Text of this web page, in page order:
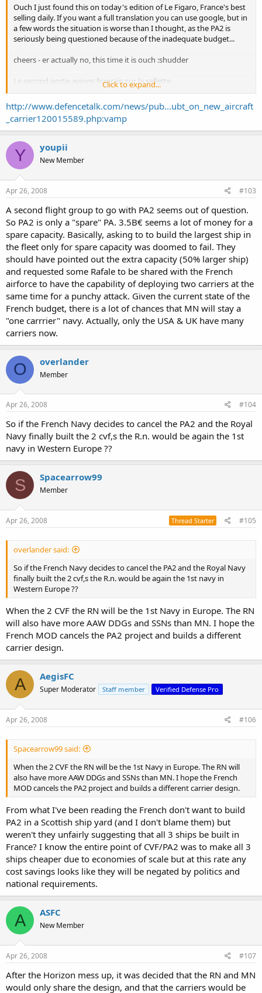
Ouch I just found this on today's edition of Le Figaro, France's best
selling daily. If you want a full translation you can use google, but in
a few words the situation is worse than I thought, as the PA2 is
seriously being questioned because of the inadequate budget...
cheers - er actually no, this time it is ouch :shudder
Le second porte-avions français sur la sellette
Samuel Laurent (lefigaro.fr) avec AFP
21/04/2008 | Mise à jour : 17:22 | .
Le Charles de Gaulle (DR)
Le ministre de la Défense Hervé Morin a confirmé dimanche que la
situation budgétaire rendait «difficile» la construction d'un second
bâtiment pour suppléer le Charles de Gaulle.
La rumeur agitait les milieux de la défense depuis quelques
semaines, Hervé Morin l'a confirmée dimanche au Grand Rendez-
vous Europe 1-Le Parisien : «la situation budgétaire de l'équipement
de nos forces rend difficile la construction du second porte-avions».
Depuis la mise à la retraite du Clémenceau en 1997, la France ne
possède qu'un seul porte-avions, le Charles de Gaulle. Une situation
handicapante, puisque ce bâtiment doit être mis en cale sèche
durant six mois tous les 200 jours, soit plus d'un tiers du temps.
Lors de la campagne présidentielle, la question avait été abordée
par Nicolas Sarkozy et Ségolène Royal. Le futur chef de l'Etat avait
expliqué, lors d'un entretien avec la revue Défense : «La décision de
se lancer dans la construction (d'un nouveau porte-avions) doit
s'apprécier relativement aux marges de manœuvre dont nous
pouvons disposer et à la lumière des arbitrages capacitaires».
3,5 milliards d'euros
Quelques mois plus tard, lors d'une convention de l'UMP sur le
sujet, il avait nuancé son propos, parlant de «question de
cohérence» et insistant sur la nécessité de «se poser la que®stion
de la permanence à la mer de notre groupe aéronaval». Une prise
de position plus favorable à cette construction, donc. Hervé Morin
avait d'ailleurs indiqué, le 25 juin 2007 sur France Inter : «A priori,
nous aurons un second porte-avions. C'est, disons, acté».
Mais les difficultés budgétaires de la France ont changé la donne.
«C'est un arbitrage que nous avons à faire, qui sera fait dans les
semaines qui viennent», a assuré dimanche Hervé Morin. Le Livre
blanc sur la Défense, attendu d'ici à l'été, devrait trancher.
L'autre question est celle d'une éventuelle «mutualisation» de la
faveurs de Ségolène Royal durant la campagne. Elle permettrait de
répartir l'effort financier, estimé aux alentours de 3,5 milliards
d'euros, selon un rapport parlementaire datant de février. La
Défense conteste ce chiffre et parle, elle, de 3 milliards.
Click to expand...
http://www.defencetalk.com/news/pub...ubt_on_new_aircraft
_carrier120015589.php:vamp
Y youpii
New Member
Apr 26, 2008 #103
A second flight group to go with PA2 seems out of question.
So PA2 is only a "spare" PA. 3.5B€ seems a lot of money for a
spare capacity. Basically, asking to to build the largest ship in
the fleet only for spare capacity was doomed to fail. They
should have pointed out the extra capacity (50% larger ship)
and requested some Rafale to be shared with the French
airforce to have the capability of deploying two carriers at the
same time for a punchy attack. Given the current state of the
French budget, there is a lot of chances that MN will stay a
"one carrrier" navy. Actually, only the USA & UK have many
carriers now.
O overlander
Member
Apr 26, 2008 #104
So if the French Navy decides to cancel the PA2 and the Royal
Navy finally built the 2 cvf,s the R.n. would be again the 1st
navy in Western Europe ??
S Spacearrow99
Member
Apr 26, 2008 Thread Starter #105
overlander said:
So if the French Navy decides to cancel the PA2 and the Royal Navy
finally built the 2 cvf,s the R.n. would be again the 1st navy in
Western Europe ??
When the 2 CVF the RN will be the 1st Navy in Europe. The RN
will also have more AAW DDGs and SSNs than MN. I hope the
French MOD cancels the PA2 project and builds a different
carrier design.
A AegisFC
Super Moderator Staff member Verified Defense Pro
Apr 26, 2008 #106
Spacearrow99 said:
When the 2 CVF the RN will be the 1st Navy in Europe. The RN will
also have more AAW DDGs and SSNs than MN. I hope the French
MOD cancels the PA2 project and builds a different carrier design.
From what I've been reading the French don't want to build
PA2 in a Scottish ship yard (and I don't blame them) but
weren't they unfairly suggesting that all 3 ships be built in
France? I know the entire point of CVF/PA2 was to make all 3
ships cheaper due to economies of scale but at this rate any
cost savings looks like they will be negated by politics and
national requirements.
A ASFC
New Member
Apr 26, 2008 #107
After the Horizon mess up, it was decided that the RN and MN
would only share the design, and that the carriers would be